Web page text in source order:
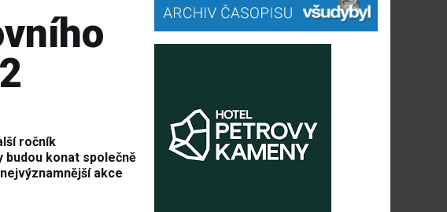
ročník
budou konat společně
akce